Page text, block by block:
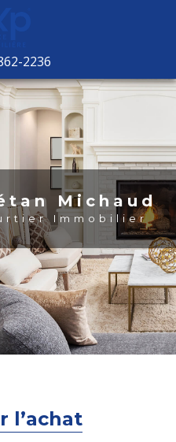
2236
Michaud
Immobilier
l’achat